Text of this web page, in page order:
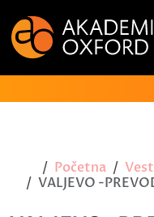
Početna
VALJEVO -